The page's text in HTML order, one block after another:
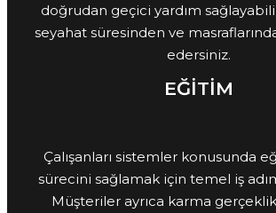
doğrudan geçici yardım
seyahat süresinden ve
edersiniz.
EĞİTİM
Çalışanları sistemler konusunda
sürecini sağlamak için temel iş
Müşteriler ayrıca karma